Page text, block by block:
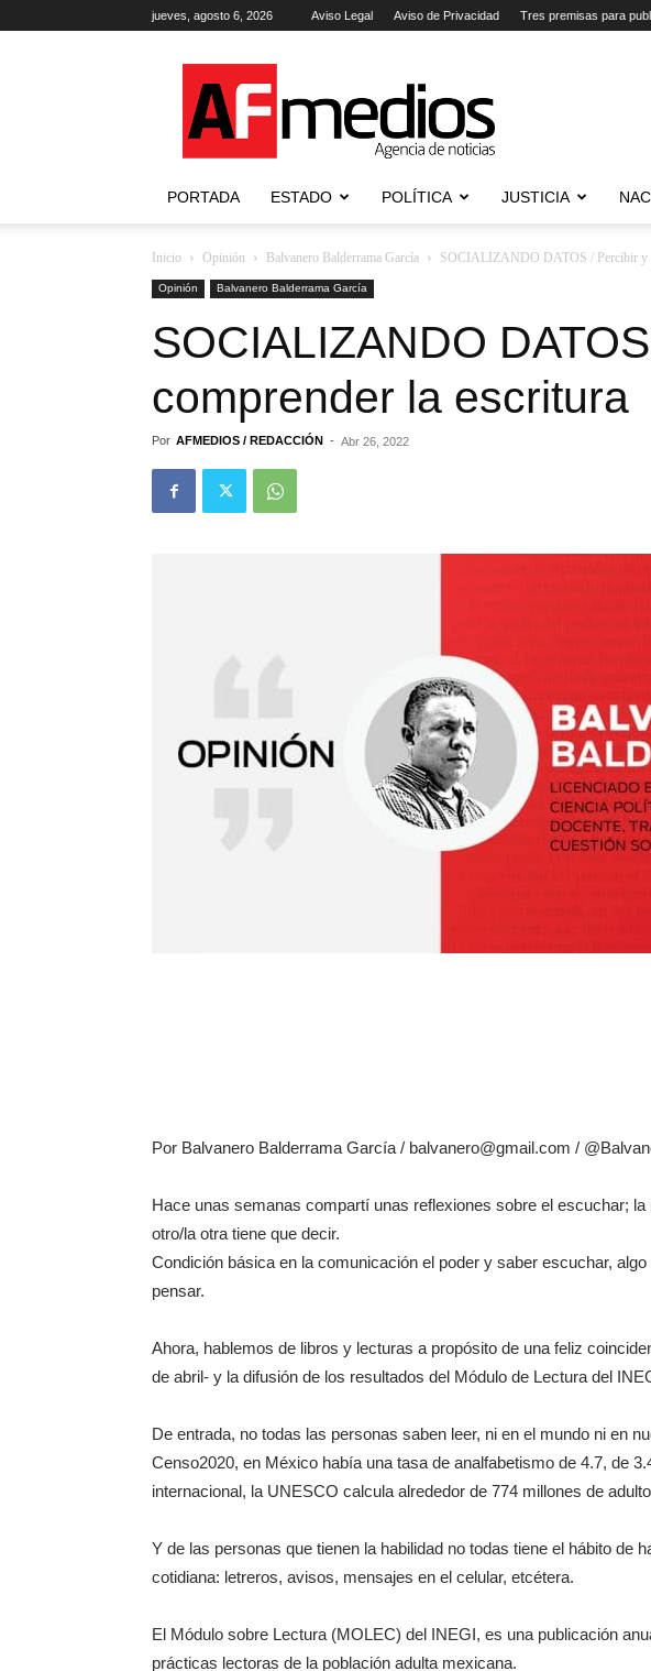
jueves, agosto 6, 2026 Aviso Legal Aviso de Privacidad Tres premisas para
Agencia
de
Noticias
PORTADA ESTADO POLÍTICA JUSTICIA
Inicio Opinión Balvanero Balderrama García SOCIALIZANDO DATOS / Percibir y
Opinión Balvanero Balderrama García
SOCIALIZANDO
comprender la escritura
Por AFMEDIOS / REDACCIÓN - Abr 26, 2022
Por Balvanero Balderrama García / balvanero@gmail.com /
Hace unas semanas compartí unas reflexiones sobre el escuchar; la
otro/la otra tiene que decir.
Condición básica en la comunicación el poder y saber escuchar,
pensar.
Ahora, hablemos de libros y lecturas a propósito de una feliz
de abril- y la difusión de los resultados del Módulo de Lectura del
De entrada, no todas las personas saben leer, ni en el mundo ni en
Censo2020, en México había una tasa de analfabetismo de 4.7, de
internacional, la UNESCO calcula alrededor de 774 millones de
Y de las personas que tienen la habilidad no todas tiene el hábito de
cotidiana: letreros, avisos, mensajes en el celular, etcétera.
El Módulo sobre Lectura (MOLEC) del INEGI, es una publicación
prácticas lectoras de la población adulta mexicana.